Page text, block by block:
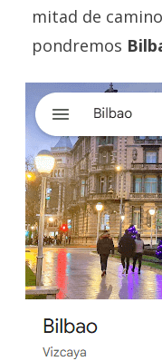
El medio de
comunicación
digital donde
todas las
noticias sobre
tecnología,
móviles,
ordenadores,
apps,
informática,
videojuegos,
comparativas,
trucos y
tutoriales.
El Grupo
Informático
(CC) 2006-
2026.Algunos
mitad de
pondremos